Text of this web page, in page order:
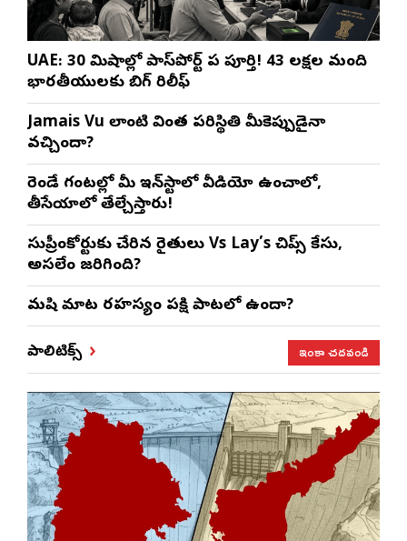
UAE: 30 నిమిషాల్లో పాస్‌పోర్ట్ పని పూర్తి! 43 లక్షల మంది
భారతీయులకు బిగ్ రిలీఫ్
Jamais Vu లాంటి వింత పరిస్థితి మీకెప్పుడైనా
వచ్చిందా?
రెండే గంటల్లో మీ ఇన్‌స్టాలో వీడియో ఉంచాలో,
తీసేయాలో తేల్చేస్తారు!
సుప్రీంకోర్టుకు చేరిన రైతులు Vs Lay’s చిప్స్‌ కేసు,
అసలేం జరిగింది?
మనిషి మాట రహస్యం పక్షి పాటలో ఉందా?
పాలిటిక్స్ ఇంకా చదవండి